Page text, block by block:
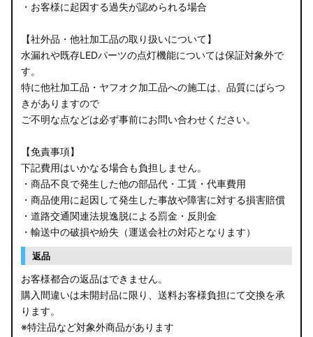
B34A/B35A/B37A/B38A デリカミニ
B34W/B35W/B37W/B38W ekクロススペース
B34W/B35W/B37W/B38W ekクロス
KG CX-8
GU クロストレック
GU インプレッサ
VN5 VNH レヴォーグ / レイバック
ZD8 BRZ
ZC6 BRZ
URJ201 LX570
・お客様に起因する過失が認められる場合
【社外品・他社加工品の取り扱いについて】
水漏れや既存LEDパーツの点灯機能については保証対象外で
す。
特に他社加工品・ヤフオク加工品への施工は、品質にばらつ
きがありますので
ご不明な点などは必ず事前にお問い合わせください。
【免責事項】
下記費用はいかなる場合も負担しません。
・商品不良で発生した他の部品代・工賃・代車費用
・商品使用に起因して発生した事故や障害に対する損害賠償
・道路交通関連法規逸脱による罰金・反則金
・輸送中の破損や紛失（運送会社の対応となります）
返品
お客様都合の返品はできません。
購入間違いは未開封品に限り、送料お客様負担にて交換を承
ります。
※特注品など対象外商品があります